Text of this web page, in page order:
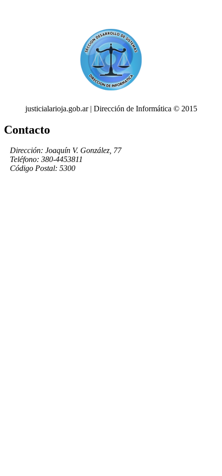
justicialarioja.gob.ar | Dirección de Informática © 2015
Contacto
Dirección: Joaquín V. González, 77
Teléfono: 380-4453811
Código Postal: 5300